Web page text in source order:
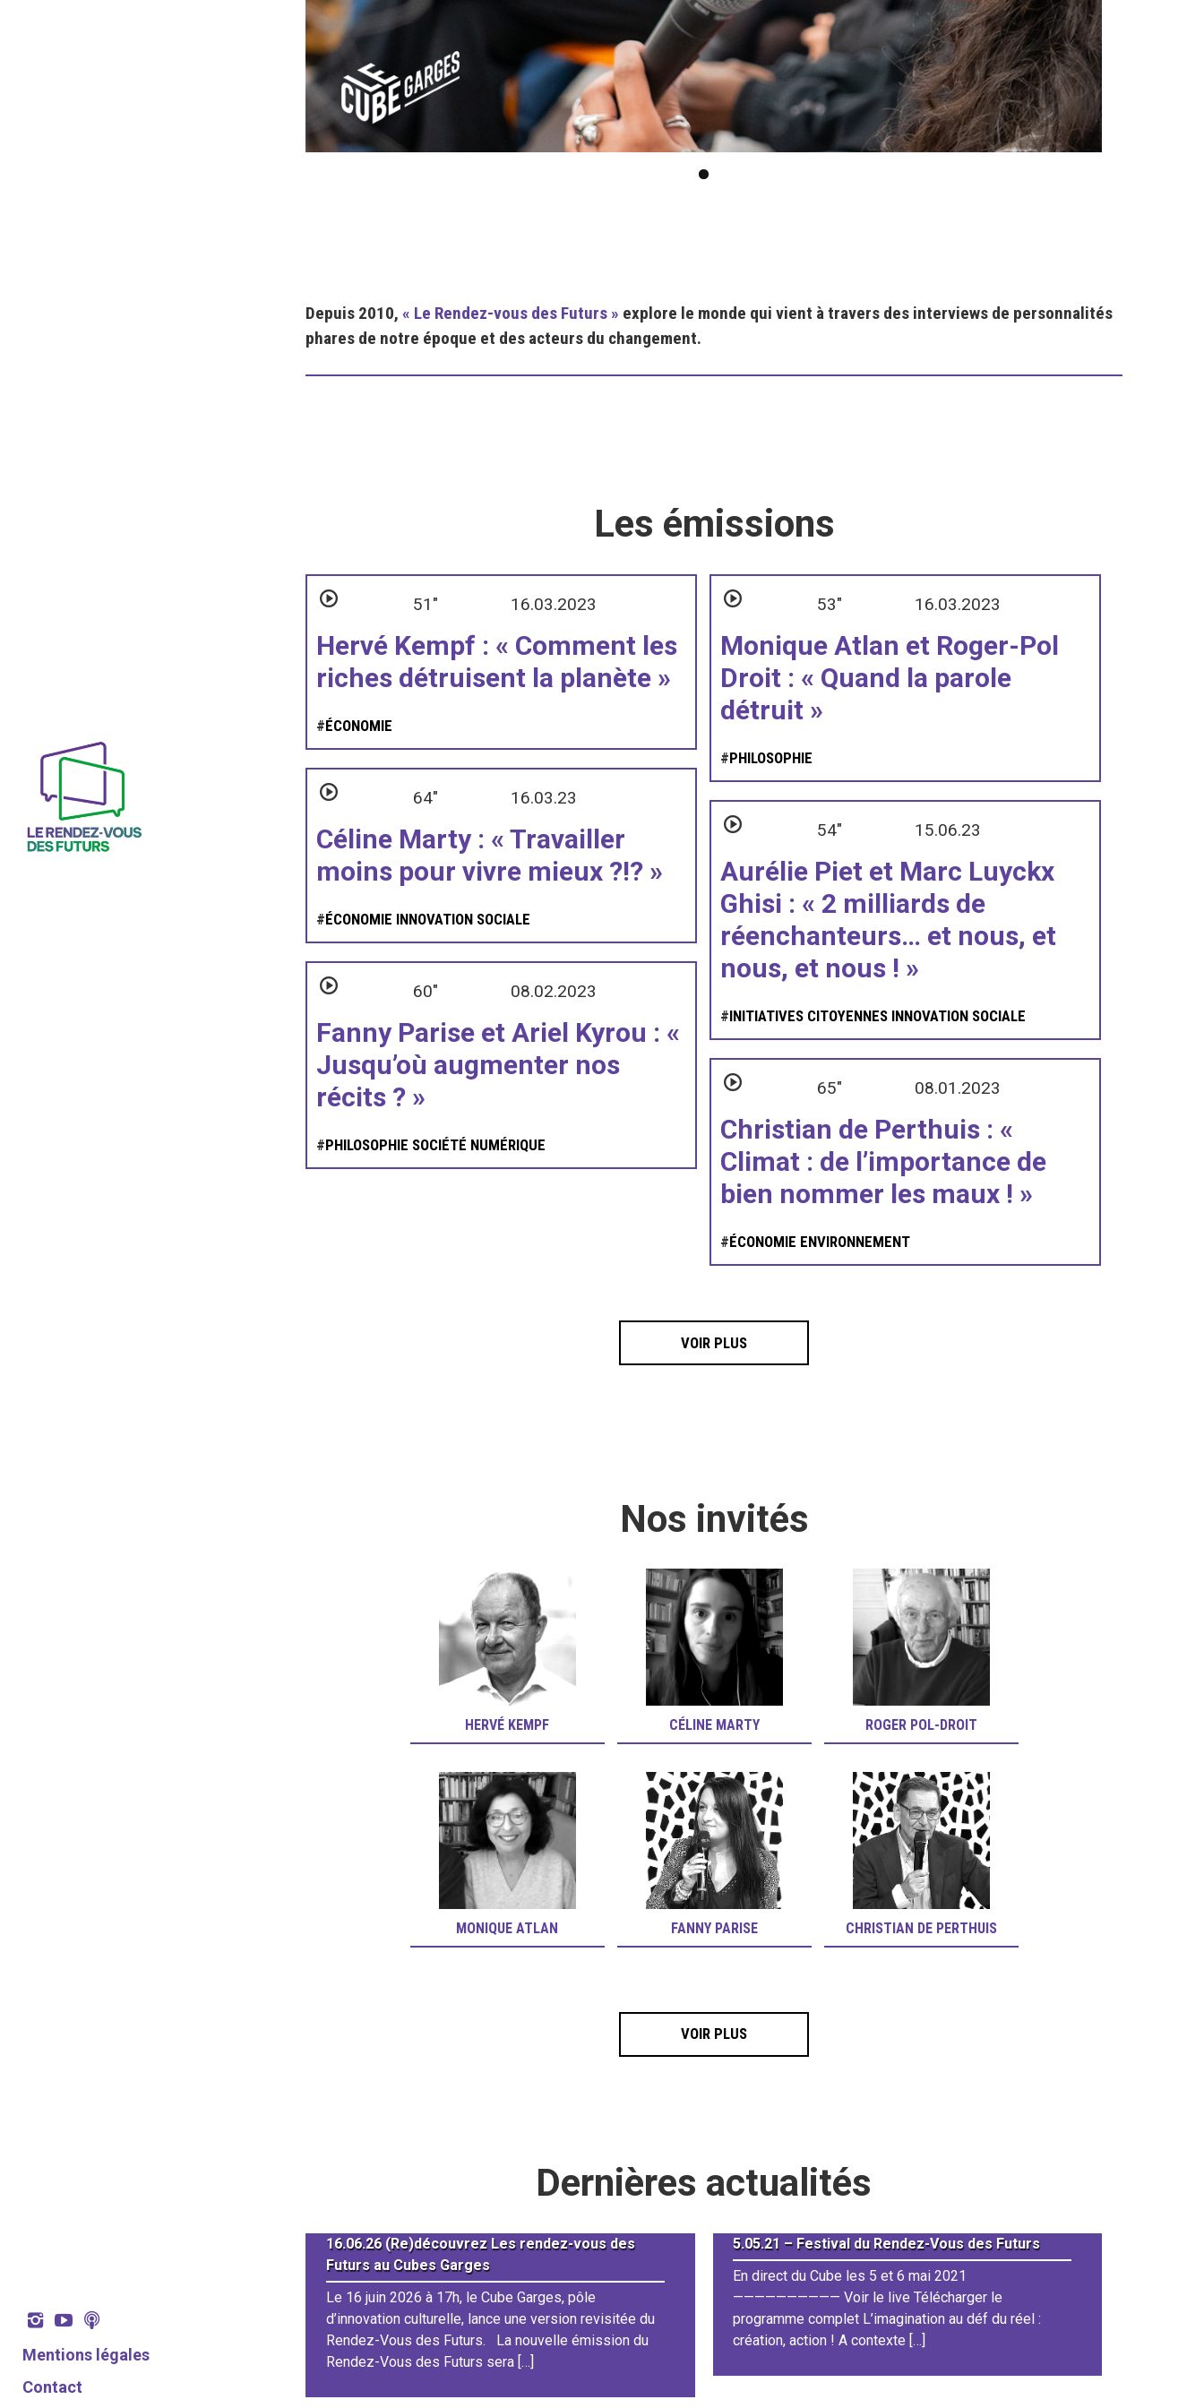
Mentions légales
Contact
Depuis 2010,« Le Rendez-vous des Futurs » explore le monde qui vient à travers des interviews de personnalités
phares de notre époque et des acteurs du changement.
Les émissions
51" 16.03.2023
Hervé Kempf : « Comment les
riches détruisent la planète »
#ÉCONOMIE
53" 16.03.2023
Monique Atlan et Roger-Pol
Droit : « Quand la parole
détruit »
#PHILOSOPHIE
64" 16.03.23
Céline Marty : « Travailler
moins pour vivre mieux ?!? »
#ÉCONOMIE INNOVATION SOCIALE
54" 15.06.23
Aurélie Piet et Marc Luyckx
Ghisi : « 2 milliards de
réenchanteurs… et nous, et
nous, et nous ! »
#INITIATIVES CITOYENNES INNOVATION SOCIALE
60" 08.02.2023
Fanny Parise et Ariel Kyrou : «
Jusqu’où augmenter nos
récits ? »
#PHILOSOPHIE SOCIÉTÉ NUMÉRIQUE
65" 08.01.2023
Christian de Perthuis : «
Climat : de l’importance de
bien nommer les maux ! »
#ÉCONOMIE ENVIRONNEMENT
VOIR PLUS
Nos invités
HERVÉ KEMPF CÉLINE MARTY ROGER POL-DROIT
MONIQUE ATLAN FANNY PARISE CHRISTIAN DE PERTHUIS
VOIR PLUS
Dernières actualités
pour lutter contre l’épidémie du
16.06.26 (Re)découvrez Les rendez-vous des
Futurs au Cubes Garges
Le 16 juin 2026 à 17h, le Cube Garges, pôle
d’innovation culturelle, lance une version revisitée du
Rendez-Vous des Futurs. La nouvelle émission du
Rendez-Vous des Futurs sera […]
5.05.21 – Festival du Rendez-Vous des Futurs
En direct du Cube les 5 et 6 mai 2021
—————————— Voir le live Télécharger le
programme complet L’imagination au déf du réel :
création, action ! A contexte […]